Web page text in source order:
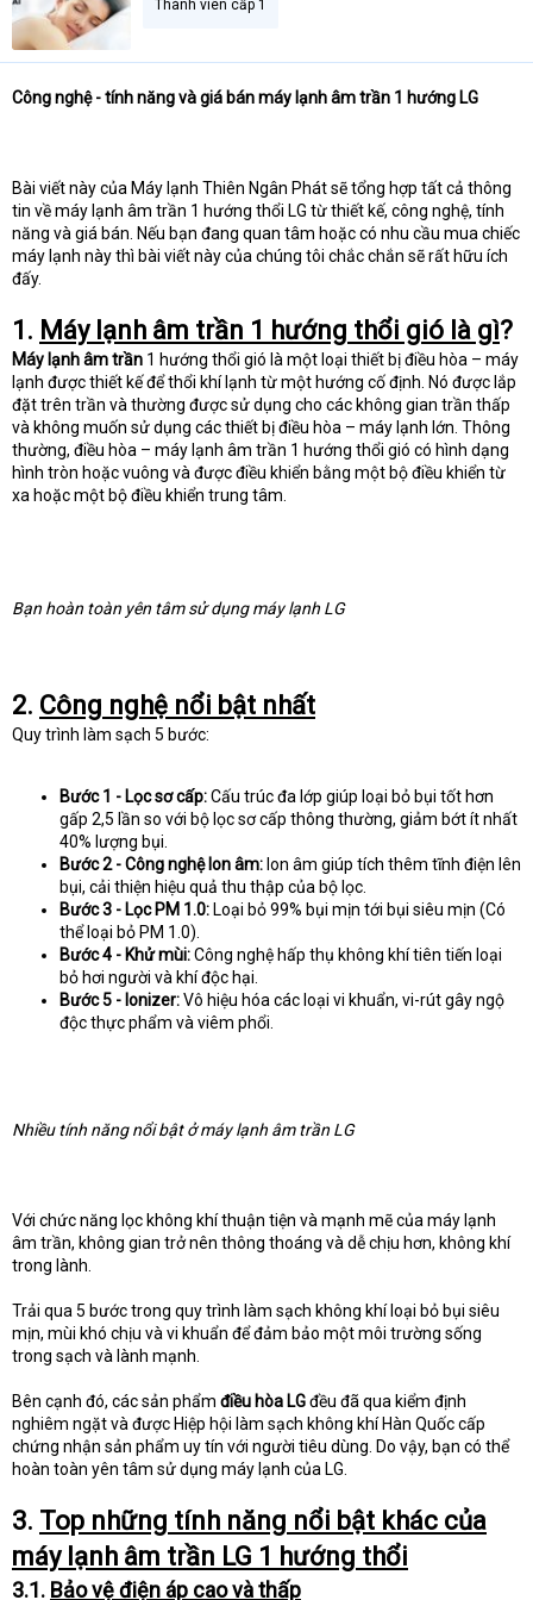
Thành viên cấp 1
Công nghệ - tính năng và giá bán máy lạnh âm trần 1 hướng LG
Bài viết này của Máy lạnh Thiên Ngân Phát sẽ tổng hợp tất cả thông
tin về máy lạnh âm trần 1 hướng thổi LG từ thiết kế, công nghệ, tính
năng và giá bán. Nếu bạn đang quan tâm hoặc có nhu cầu mua chiếc
máy lạnh này thì bài viết này của chúng tôi chắc chắn sẽ rất hữu ích
đấy.
1. Máy lạnh âm trần 1 hướng thổi gió là gì?
Máy lạnh âm trần 1 hướng thổi gió là một loại thiết bị điều hòa – máy
lạnh được thiết kế để thổi khí lạnh từ một hướng cố định. Nó được lắp
đặt trên trần và thường được sử dụng cho các không gian trần thấp
và không muốn sử dụng các thiết bị điều hòa – máy lạnh lớn. Thông
thường, điều hòa – máy lạnh âm trần 1 hướng thổi gió có hình dạng
hình tròn hoặc vuông và được điều khiển bằng một bộ điều khiển từ
xa hoặc một bộ điều khiển trung tâm.
Bạn hoàn toàn yên tâm sử dụng máy lạnh LG
2. Công nghệ nổi bật nhất
Quy trình làm sạch 5 bước:
Bước 1 - Lọc sơ cấp:Cấu trúc đa lớp giúp loại bỏ bụi tốt hơn
gấp 2,5 lần so với bộ lọc sơ cấp thông thường, giảm bớt ít nhất
40% lượng bụi.
Bước 2 - Công nghệ Ion âm: Ion âm giúp tích thêm tĩnh điện lên
bụi, cải thiện hiệu quả thu thập của bộ lọc.
Bước 3 - Lọc PM 1.0: Loại bỏ 99% bụi mịn tới bụi siêu mịn (Có
thể loại bỏ PM 1.0).
Bước 4 - Khử mùi:Công nghệ hấp thụ không khí tiên tiến loại
bỏ hơi người và khí độc hại.
Bước 5 - Ionizer:Vô hiệu hóa các loại vi khuẩn, vi-rút gây ngộ
độc thực phẩm và viêm phổi.
Nhiều tính năng nổi bật ở máy lạnh âm trần LG
Với chức năng lọc không khí thuận tiện và mạnh mẽ của máy lạnh
âm trần, không gian trở nên thông thoáng và dễ chịu hơn, không khí
trong lành.
Trải qua 5 bước trong quy trình làm sạch không khí loại bỏ bụi siêu
mịn, mùi khó chịu và vi khuẩn để đảm bảo một môi trường sống
trong sạch và lành mạnh.
Bên cạnh đó, các sản phẩm điều hòa LGđều đã qua kiểm định
nghiêm ngặt và được Hiệp hội làm sạch không khí Hàn Quốc cấp
chứng nhận sản phẩm uy tín với người tiêu dùng. Do vậy, bạn có thể
hoàn toàn yên tâm sử dụng máy lạnh của LG.
3. Top những tính năng nổi bật khác của
máy lạnh âm trần LG 1 hướng thổi
3.1. Bảo vệ điện áp cao và thấp